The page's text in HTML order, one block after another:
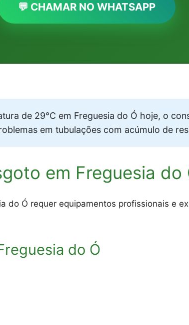
💬 CHAMAR NO WHATSAPP
de 29°C em Freguesia do Ó hoje, o
em tubulações com acúmulo de
em Freguesia do
do Ó requer equipamentos profissionais e
do Ó